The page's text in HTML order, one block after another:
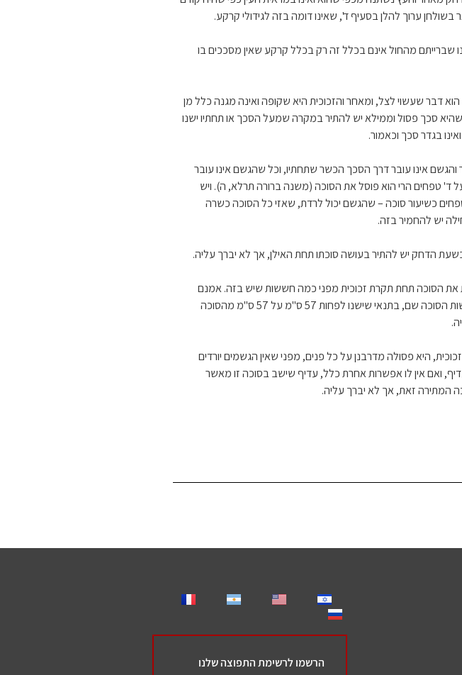
בשולחן ערוך להלן בסעיף ד', שאינו דומה בזה לגידולי קרקע.
שברייתם מהחול אינם בכלל זה רק בכלל קרקע שאין מסככים בו
דבר שעשוי לצל, ומאחר והזכוכית היא שקופה ואינה מגנה כלל מן
סכך פסול וממילא יש להתיר במקרה שמעל הסכך או תחתיו ישנו
בגדר סכך וכאמור.
אינו עובר דרך הסכך הכשר שתחתיו, וכל שהגשם אינו עובר
ד' טפחים הרי הוא פוסל את הסוכה (משנה ברורה תרלא, ה). ויש
כשיעור סוכה – שהגשם יכול לרדת, שאזי כל הסוכה כשרה
יש להחמיר בזה.
הדחק יש להתיר בעושה סוכתו תחת האילן, אך לא יברך עליה.
את הסוכה תחת תקרת זכוכית מפני כמה חששות שיש בזה. אמנם
בשעת הדחק שאין לו אפשרות אחרת, יכול לעשות הסוכה שם, בתנאי שישנו לפחות 57 ס"מ על 57 ס"מ מהסוכה
היא פסולה מדרבנן על כל פנים, מפני שאין הגשמים יורדים
ואם אין לו אפשרות אחרת כלל, עדיף שישב בסוכה זו מאשר
המתירה זאת, אך לא יברך עליה.
הרשמו לרשימת התפוצה שלנו